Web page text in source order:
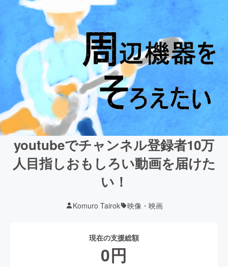
youtubeでチャンネル登録者10万
人目指しおもしろい動画を届けた
い！
Komuro Tairok 映像・映画
現在の支援総額
0円